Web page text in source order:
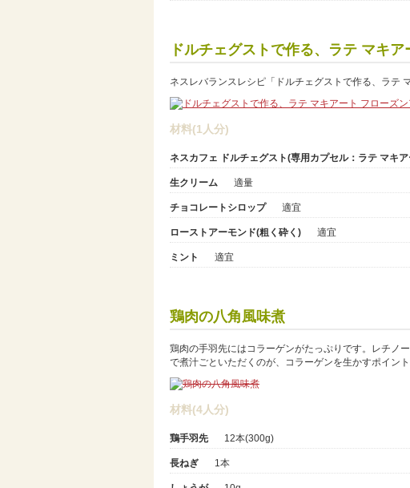
ドルチェグストで作る、ラテ マキ
ネスレバランスレシピ「ドルチェグストで作る、ラテ
材料(1人分)
ネスカフェ ドルチェグスト(専用カプセル：ラテ マキ
生クリーム 適量
チョコレートシロップ 適宜
ローストアーモンド(粗く砕く) 適宜
ミント 適宜
鶏肉の八角風味煮
鶏肉の手羽先にはコラーゲンがたっぷりです。レチノ
で煮汁ごといただくのが、コラーゲンを生かすポイント
材料(4人分)
鶏手羽先 12本(300g)
長ねぎ 1本